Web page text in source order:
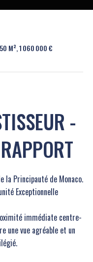
M², 1 060 000 €
-
la Principauté de Monaco.
Exceptionnelle
immédiate centre-
une vue agréable et un